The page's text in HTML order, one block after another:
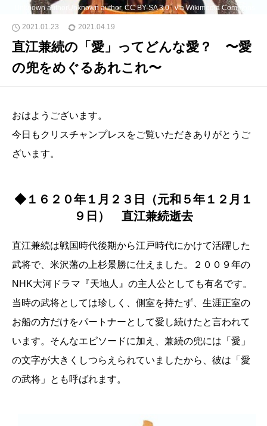
Unknown authorUnknown author, CC BY-SA 3.0 , via Wikimedia Commons
2021.01.23 2021.04.19
直江兼続の「愛」ってどんな愛？ 〜愛
の兜をめぐるあれこれ〜
おはようございます。
今日もクリスチャンプレスをご覧いただきありがとうご
ざいます。
◆１６２０年１月２３日（元和５年１２月１
９日） 直江兼続逝去
直江兼続は戦国時代後期から江戸時代にかけて活躍した
武将で、米沢藩の上杉景勝に仕えました。２００９年の
NHK大河ドラマ『天地人』の主人公としても有名です。
当時の武将としては珍しく、側室を持たず、生涯正室の
お船の方だけをパートナーとして愛し続けたと言われて
います。そんなエピソードに加え、兼続の兜には「愛」
の文字が大きくしつらえられていましたから、彼は「愛
の武将」とも呼ばれます。